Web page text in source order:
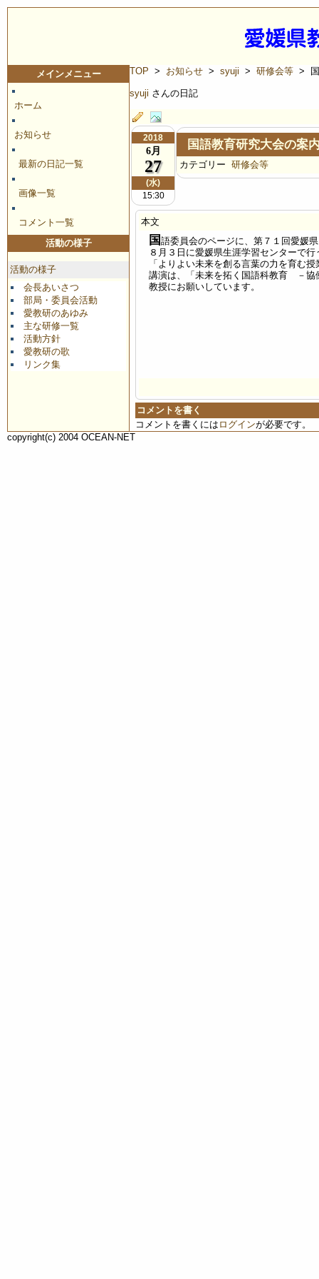
メインメニュー
ホーム
お知らせ
最新の日記一覧
画像一覧
コメント一覧
活動の様子
活動の様子
会長あいさつ
部局・委員会活動
愛教研のあゆみ
主な研修一覧
活動方針
愛教研の歌
リンク集
TOP > お知らせ > syuji > 研修会等 > 国
syuji さんの日記
2018
6月
27
(水)
15:30
国語教育研究大会の案
カテゴリー 研修会等
本文
国 語委員会のページに、第７１回愛媛
８月３日に愛媛県生涯学習センターで行
「よりよい未来を創る言葉の力を育む
講演は、「未来を拓く国語科教育 －協
教授にお願いしています。
コメントを書く
コメントを書くには ログインが必要です。
copyright(c) 2004 OCEAN-NET